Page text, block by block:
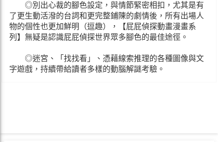
◎別出心裁的腳色設定，與情節緊密相扣，尤其是有
了更生動活潑的台詞和更完整鋪陳的劇情後，所有出場人
物的個性也更加鮮明（逗趣），【屁屁偵探動畫漫畫系
列】無疑是認識屁屁偵探世界眾多腳色的最佳途徑。
◎迷宮、「找找看」、憑藉線索推理的各種圖像與文
字遊戲，持續帶給讀者多樣的動腦解謎考驗。